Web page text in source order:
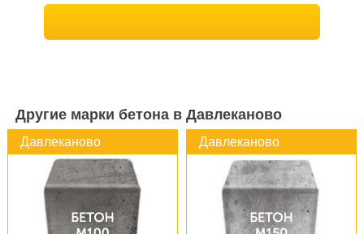
Другие марки бетона в Давлеканово
Давлеканово Давлеканово